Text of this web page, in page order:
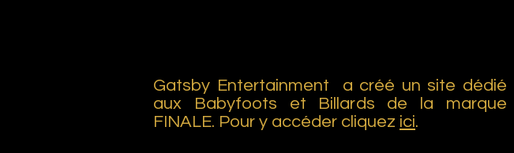
Gatsby Entertainment a créé un site dédié
aux Babyfoots et Billards de la marque
FINALE. Pour y accéder cliquez ici.